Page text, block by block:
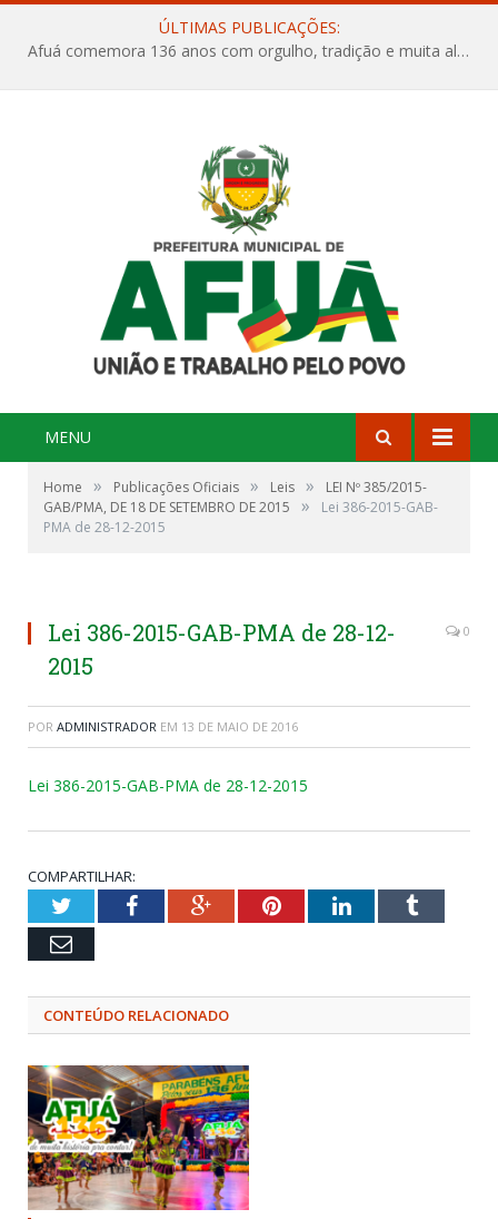
ÚLTIMAS PUBLICAÇÕES:
Afuá comemora 136 anos com orgulho, tradição e muita alegria na Quadra Dr. Nelson Salomão
MENU
Home » Publicações Oficiais » Leis »
LEI Nº 385/2015-
GAB/PMA, DE 18 DE SETEMBRO DE 2015
»
Lei 386-2015-GAB-
PMA de 28-12-2015
Lei 386-2015-GAB-PMA de 28-12-
2015
0
POR ADMINISTRADOR EM 13 DE MAIO DE 2016
Lei 386-2015-GAB-PMA de 28-12-2015
COMPARTILHAR:
TwitterFacebookGoogle+PinterestLinkedInTumblr
Email
CONTEÚDO RELACIONADO